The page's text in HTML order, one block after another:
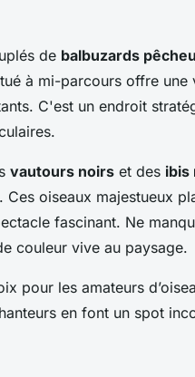
de balbuzards
à mi-parcours offre une
C'est un endroit
vautours noirs et des ibis
oiseaux majestueux
fascinant. Ne
couleur vive au paysage.
pour les amateurs
en font un spot